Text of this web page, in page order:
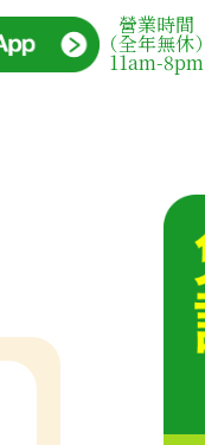
營業時間
（全年無休）
11am-8pm